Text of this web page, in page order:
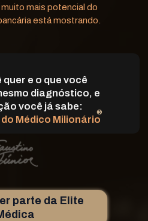
mais potencial do
está mostrando.
quer e o que você
diagnóstico, e
você já sabe:
Médico Milionário
®
parte da Elite